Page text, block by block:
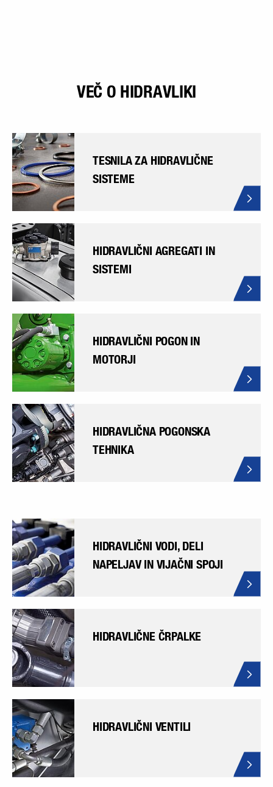
VEČ O HIDRAVLIKI
TESNILA ZA HIDRAVLIČNE
SISTEME
HIDRAVLIČNI AGREGATI IN
SISTEMI
HIDRAVLIČNI POGON IN
MOTORJI
HIDRAVLIČNA POGONSKA
TEHNIKA
HIDRAVLIČNI VODI, DELI
NAPELJAV IN VIJAČNI SPOJI
HIDRAVLIČNE ČRPALKE
HIDRAVLIČNI VENTILI